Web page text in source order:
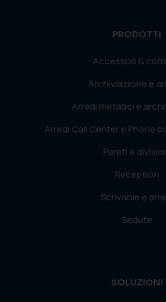
PRODOTTI
Accessori &
Archiviazione e
Arredi metallici e
Arredi Call Center e Phone
Pareti e
Reception
Scrivanie e
Sedute
SOLUZIONI